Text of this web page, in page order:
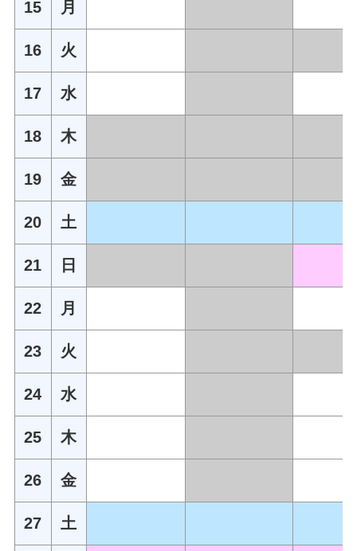
15 月
16 火
17 水
18 木
19 金
20 土
21 日
22 月
23 火
24 水
25 木
26 金
27 土